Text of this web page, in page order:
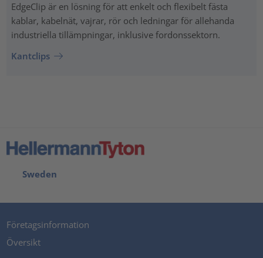
EdgeClip är en lösning för att enkelt och flexibelt fästa
kablar, kabelnät, vajrar, rör och ledningar för allehanda
industriella tillämpningar, inklusive fordonssektorn.
Kantclips
Sweden
Företagsinformation
Översikt